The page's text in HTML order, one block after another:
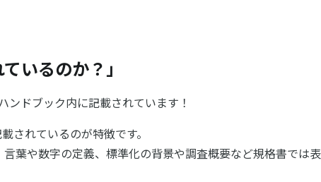
いるのか？」
ドブック内に記載されています！
されているのが特徴です。
葉や数字の定義、標準化の背景や調査概要など規格書では